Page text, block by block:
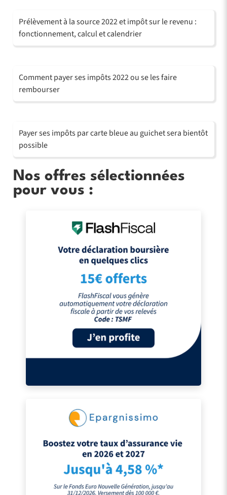
Prélèvement à la source 2022 et impôt sur le revenu :
fonctionnement, calcul et calendrier
Comment payer ses impôts 2022 ou se les faire
rembourser
Payer ses impôts par carte bleue au guichet sera bientôt
possible
Nos offres sélectionnées
pour vous :